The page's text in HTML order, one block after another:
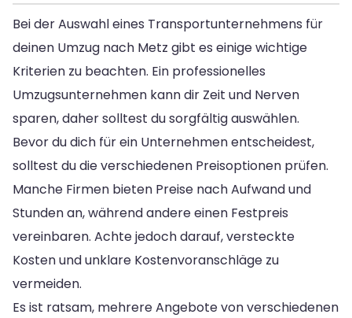
Bei der Auswahl eines Transportunternehmens für
deinen Umzug nach Metz gibt es einige wichtige
Kriterien zu beachten. Ein professionelles
Umzugsunternehmen kann dir Zeit und Nerven
sparen, daher solltest du sorgfältig auswählen.
Bevor du dich für ein Unternehmen entscheidest,
solltest du die verschiedenen Preisoptionen prüfen.
Manche Firmen bieten Preise nach Aufwand und
Stunden an, während andere einen Festpreis
vereinbaren. Achte jedoch darauf, versteckte
Kosten und unklare Kostenvoranschläge zu
vermeiden.
Es ist ratsam, mehrere Angebote von verschiedenen